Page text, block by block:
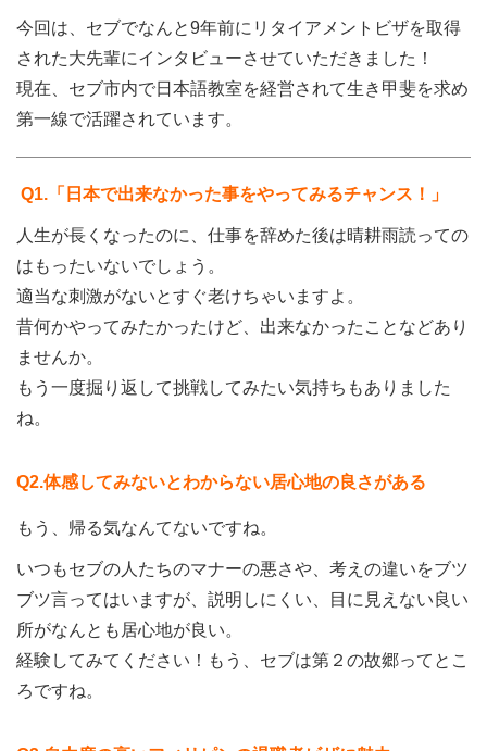
今回は、セブでなんと9年前にリタイアメントビザを取得
された大先輩にインタビューさせていただきました！
現在、セブ市内で日本語教室を経営されて生き甲斐を求め
第一線で活躍されています。
Q1.「日本で出来なかった事をやってみるチャンス！」
人生が長くなったのに、仕事を辞めた後は晴耕雨読っての
はもったいないでしょう。
適当な刺激がないとすぐ老けちゃいますよ。
昔何かやってみたかったけど、出来なかったことなどあり
ませんか。
もう一度掘り返して挑戦してみたい気持ちもありました
ね。
Q2.体感してみないとわからない居心地の良さがある
もう、帰る気なんてないですね。
いつもセブの人たちのマナーの悪さや、考えの違いをブツ
ブツ言ってはいますが、説明しにくい、目に見えない良い
所がなんとも居心地が良い。
経験してみてください！もう、セブは第２の故郷ってとこ
ろですね。